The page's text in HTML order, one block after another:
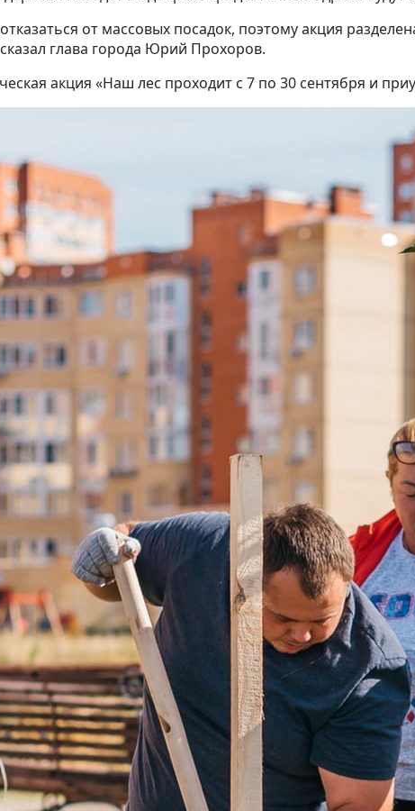
от массовых посадок, поэтому акция
глава города Юрий Прохоров.
акция «Наш лес проходит с 7 по 30 сентября и